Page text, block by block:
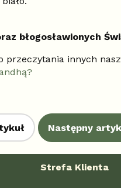
błogosławionych
przeczytania innych
Następny
Strefa Klienta